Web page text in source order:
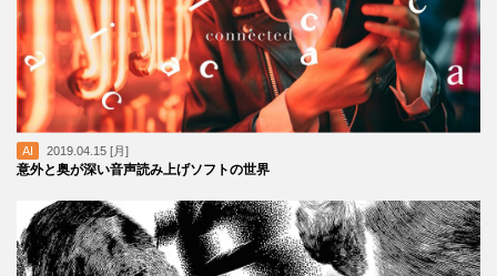
AI 2019.04.15 [月]
意外と奥が深い音声読み上げソフトの世界